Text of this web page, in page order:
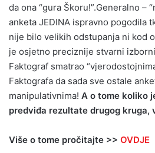
da ona “gura Škoru!”.Generalno –
anketa JEDINA ispravno pogodila
nije bilo velikih odstupanja ni kod
je osjetno preciznije stvarni
Faktograf smatrao
Faktografa da sada sve ostale
manipulativnima! A o tome koliko
predviđa rezultate drugog kruga,
Više o tome pročitajte >> OVDJE